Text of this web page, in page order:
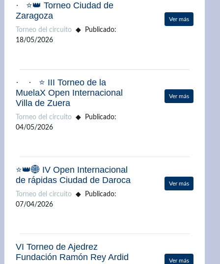
· ⭐👑 Torneo Ciudad de
Zaragoza
Torneo del circuito
Publicado:
18/05/2026
Ver más
· · ⭐ III Torneo de la
MuelaX Open Internacional
Villa de Zuera
Torneo del circuito
Publicado:
04/05/2026
Ver más
⭐👑🌐 IV Open Internacional
de rápidas Ciudad de Daroca
Torneo del circuito
Publicado:
07/04/2026
Ver más
VI Torneo de Ajedrez
Fundación Ramón Rey Ardid
Ver más